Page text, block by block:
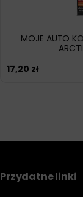
MOJE AUTO
17,20 zł
Przydatne linki